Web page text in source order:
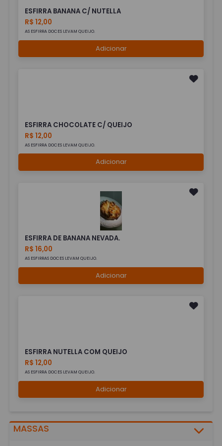
ESFIRRA BANANA C/ NUTELLA
R$ 12,00
AS ESFIRRA DOCES LEVAM QUEIJO.
Adicionar
ESFIRRA CHOCOLATE C/ QUEIJO
R$ 12,00
AS ESFIRRA DOCES LEVAM QUEIJO.
Adicionar
ESFIRRA DE BANANA NEVADA.
R$ 16,00
AS ESFIRRAS DOCES LEVAM QUEIJO.
Adicionar
ESFIRRA NUTELLA COM QUEIJO
R$ 12,00
AS ESFIRRA DOCES LEVAM QUEIJO.
Adicionar
MASSAS